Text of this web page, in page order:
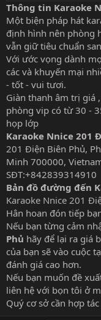
Thông tin Karaoke
Một biện pháp hát
định hình nên phòng
vẫn giữ tiêu chuẩn
Với ước vọng dành
các và khuyến mại
- tốt - vui tươi.
Giàn thanh âm trị giá
phòng vip có từ 30 -
họp lớp
Karaoke Nnice 201
201 Điện Biên Phủ,
Minh 700000,
SĐT:+842839314910
Bản đồ đường đến
Karaoke Nnice 201
Hân hoan đón tiếp
Nếu bạn từng cảm
Phủ hãy để lại ra giá
của bạn sẽ vào cuộc
đánh giá cao hơn.
Nếu bạn muốn đề
liên hệ với bọn tôi ở
Quý cơ sở cần hợp